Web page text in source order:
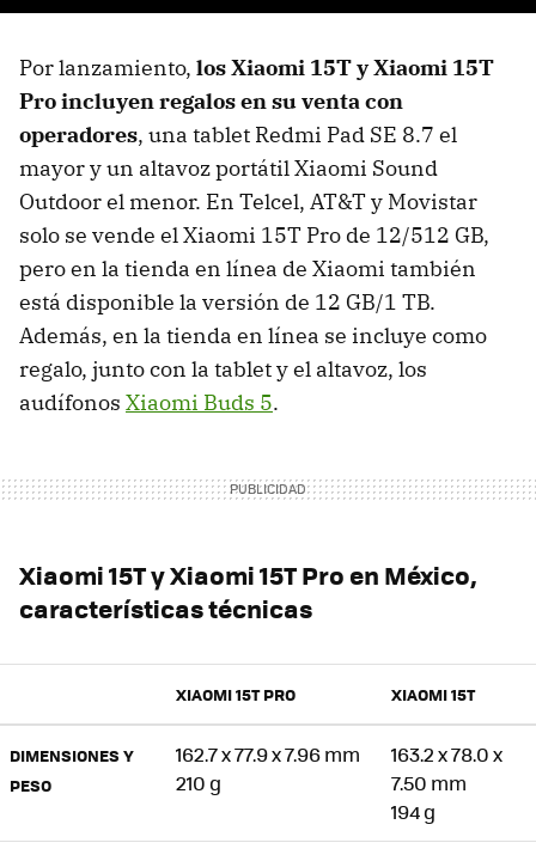
Por lanzamiento, los Xiaomi 15T y Xiaomi 15T
Pro incluyen regalosen su venta con
operadores, una tablet Redmi Pad SE 8.7 el
mayor y un altavoz portátil Xiaomi Sound
Outdoor el menor. En Telcel, AT&T y Movistar
solo se vende el Xiaomi 15T Pro de 12/512 GB,
pero en la tienda en línea de Xiaomi también
está disponible la versión de 12 GB/1 TB.
Además, en la tienda en línea se incluye como
regalo, junto con la tablet y el altavoz, los
audífonos Xiaomi Buds 5.
Xiaomi 15T y Xiaomi 15T Pro en México,
características técnicas
XIAOMI 15T PRO XIAOMI 15T
DIMENSIONES Y
PESO
162.7 x 77.9 x 7.96 mm
210 g
163.2 x 78.0 x
7.50 mm
194 g